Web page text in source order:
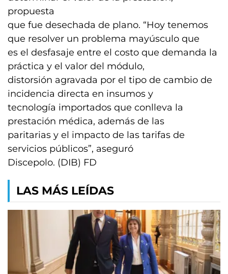
propuesta
que fue desechada de plano. “Hoy tenemos
que resolver un problema mayúsculo que
es el desfasaje entre el costo que demanda la
práctica y el valor del módulo,
distorsión agravada por el tipo de cambio de
incidencia directa en insumos y
tecnología importados que conlleva la
prestación médica, además de las
paritarias y el impacto de las tarifas de
servicios públicos”, aseguró
Discepolo. (DIB) FD
LAS MÁS LEÍDAS